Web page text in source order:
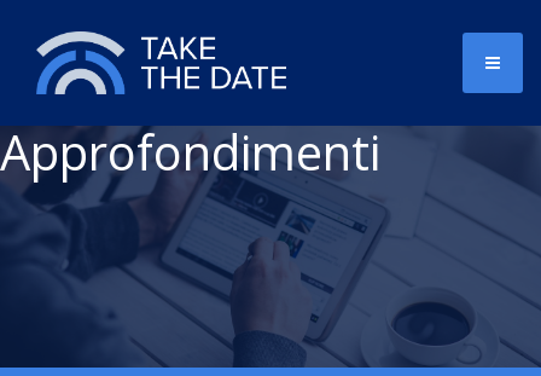
Approfondimenti